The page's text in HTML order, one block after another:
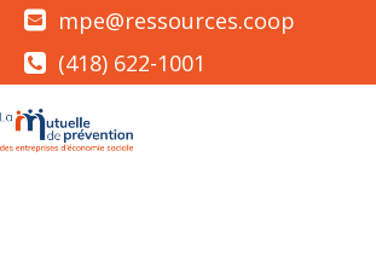
mpe@ressources.coop
(418) 622-1001